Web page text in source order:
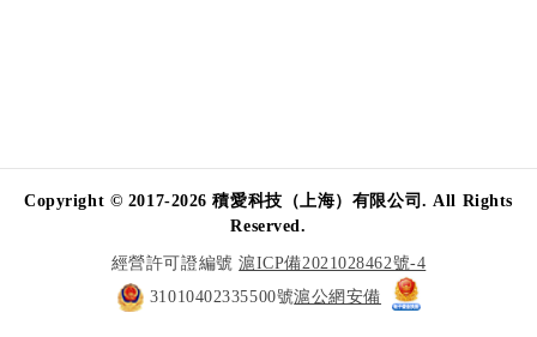
Copyright © 2017-2026 積愛科技（上海）有限公司. All Rights
Reserved.
經營許可證編號滬ICP備2021028462號-4
31010402335500號滬公網安備